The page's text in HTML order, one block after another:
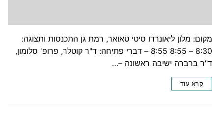
מקום: מלון ליאונרדו סיטי טאואר, רמת גן התכנסות ותצוגה:
8:30 – 8:55 8:55 – דברי פתיחה: ד"ר קוטלר, פרופ' סלומון,
ד"ר ברברה ישיבה ראשונה –…
קרא עוד